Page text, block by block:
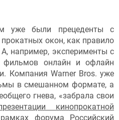
уже были прецеденты с
окон, как правило
например, эксперименты с
фильмов онлайн и офлайн
Компания Warner Bros. уже
в смешанном формате, а
гнева, «забрала свои
кинопрокатной
форума Российский